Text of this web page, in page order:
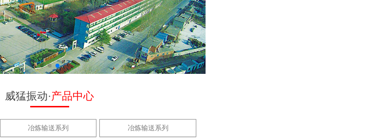
威猛振动·产品中心
冶炼输送系列 冶炼输送系列